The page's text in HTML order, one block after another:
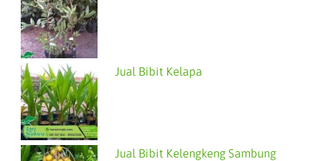
Jual Bibit Kelapa
Jual Bibit Kelengkeng Sambung